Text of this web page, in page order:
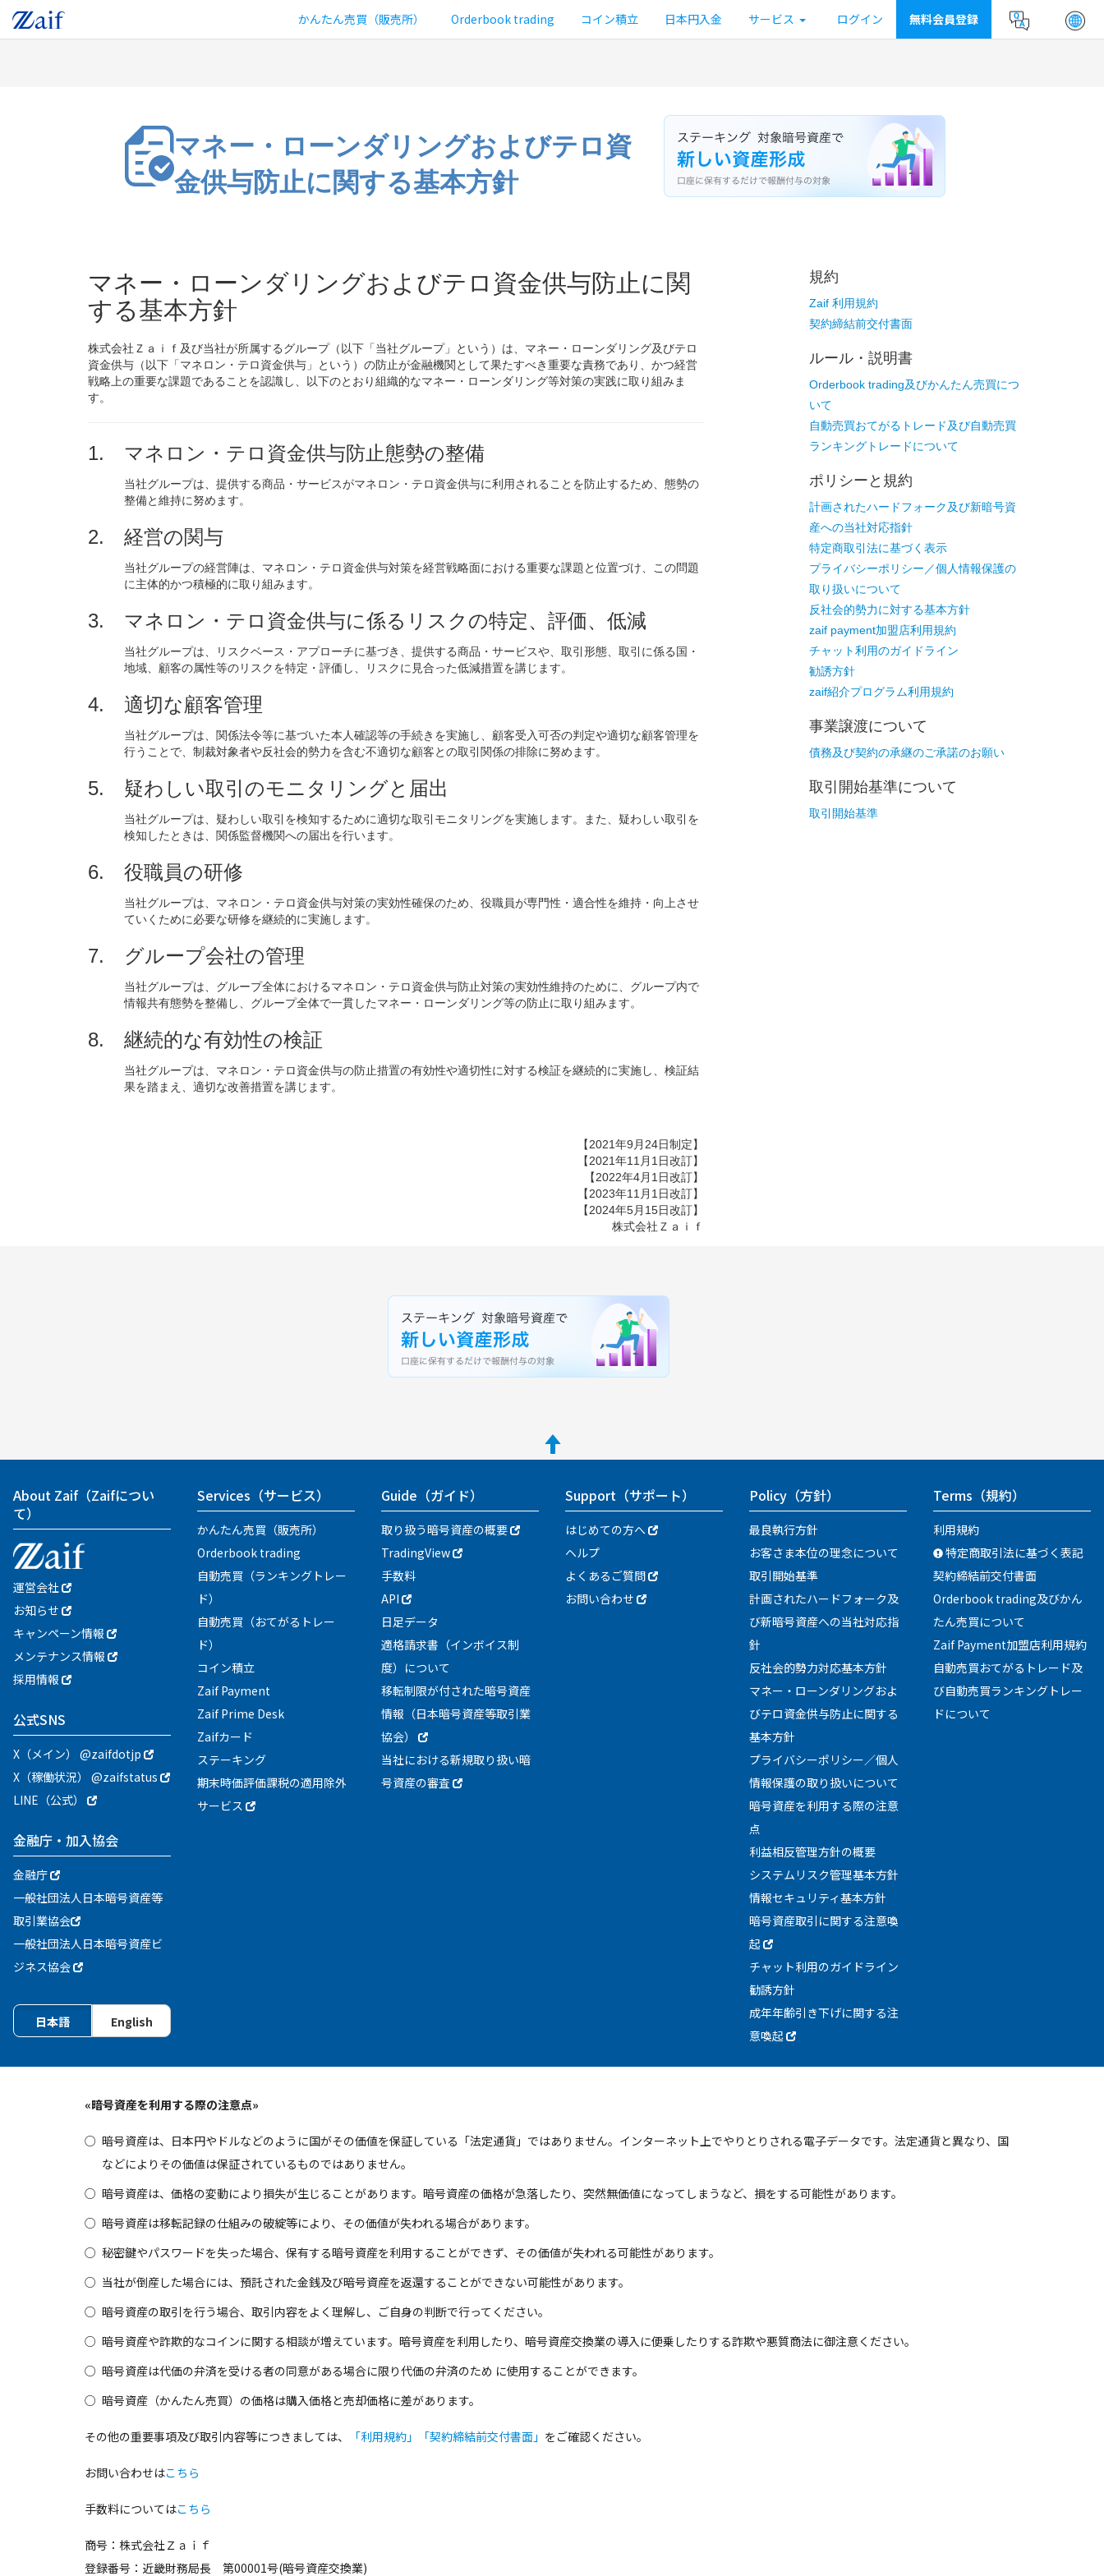
かんたん売買（販売所） Orderbook trading コイン積立 日本円入金 サービス ログイン 無料会員登録
マネー・ローンダリングおよびテロ資
金供与防止に関する基本方針
マネー・ローンダリングおよびテロ資金供与防止に関
する基本方針
株式会社Ｚａｉｆ及び当社が所属するグループ（以下「当社グループ」という）は、マネー・ローンダリング及びテロ
資金供与（以下「マネロン・テロ資金供与」という）の防止が金融機関として果たすべき重要な責務であり、かつ経営
戦略上の重要な課題であることを認識し、以下のとおり組織的なマネー・ローンダリング等対策の実践に取り組みま
す。
マネロン・テロ資金供与防止態勢の整備
当社グループは、提供する商品・サービスがマネロン・テロ資金供与に利用されることを防止するため、態勢の
整備と維持に努めます。
経営の関与
当社グループの経営陣は、マネロン・テロ資金供与対策を経営戦略面における重要な課題と位置づけ、この問題
に主体的かつ積極的に取り組みます。
マネロン・テロ資金供与に係るリスクの特定、評価、低減
当社グループは、リスクベース・アプローチに基づき、提供する商品・サービスや、取引形態、取引に係る国・
地域、顧客の属性等のリスクを特定・評価し、リスクに見合った低減措置を講じます。
適切な顧客管理
当社グループは、関係法令等に基づいた本人確認等の手続きを実施し、顧客受入可否の判定や適切な顧客管理を
行うことで、制裁対象者や反社会的勢力を含む不適切な顧客との取引関係の排除に努めます。
疑わしい取引のモニタリングと届出
当社グループは、疑わしい取引を検知するために適切な取引モニタリングを実施します。また、疑わしい取引を
検知したときは、関係監督機関への届出を行います。
役職員の研修
当社グループは、マネロン・テロ資金供与対策の実効性確保のため、役職員が専門性・適合性を維持・向上させ
ていくために必要な研修を継続的に実施します。
グループ会社の管理
当社グループは、グループ全体におけるマネロン・テロ資金供与防止対策の実効性維持のために、グループ内で
情報共有態勢を整備し、グループ全体で一貫したマネー・ローンダリング等の防止に取り組みます。
継続的な有効性の検証
当社グループは、マネロン・テロ資金供与の防止措置の有効性や適切性に対する検証を継続的に実施し、検証結
果を踏まえ、適切な改善措置を講じます。
【2021年9月24日制定】
【2021年11月1日改訂】
【2022年4月1日改訂】
【2023年11月1日改訂】
【2024年5月15日改訂】
株式会社Ｚａｉｆ
規約
Zaif 利用規約
契約締結前交付書面
ルール・説明書
Orderbook trading及びかんたん売買につ
いて
自動売買おてがるトレード及び自動売買
ランキングトレードについて
ポリシーと規約
計画されたハードフォーク及び新暗号資
産への当社対応指針
特定商取引法に基づく表示
プライバシーポリシー／個人情報保護の
取り扱いについて
反社会的勢力に対する基本方針
zaif payment加盟店利用規約
チャット利用のガイドライン
勧誘方針
zaif紹介プログラム利用規約
事業譲渡について
債務及び契約の承継のご承諾のお願い
取引開始基準について
取引開始基準
About Zaif（Zaifについ
て）
運営会社
お知らせ
キャンペーン情報
メンテナンス情報
採用情報
公式SNS
X（メイン） @zaifdotjp
X（稼働状況） @zaifstatus
LINE（公式）
金融庁・加入協会
金融庁
一般社団法人日本暗号資産等
取引業協会
一般社団法人日本暗号資産ビ
ジネス協会
日本語 English
Services （サービス）
かんたん売買（販売所）
Orderbook trading
自動売買（ランキングトレー
ド）
自動売買（おてがるトレー
ド）
コイン積立
Zaif Payment
Zaif Prime Desk
Zaifカード
ステーキング
期末時価評価課税の適用除外
サービス
Guide （ガイド）
取り扱う暗号資産の概要
TradingView
手数料
API
日足データ
適格請求書（インボイス制
度）について
移転制限が付された暗号資産
情報（日本暗号資産等取引業
協会）
当社における新規取り扱い暗
号資産の審査
Support （サポート）
はじめての方へ
ヘルプ
よくあるご質問
お問い合わせ
Policy （方針）
最良執行方針
お客さま本位の理念について
取引開始基準
計画されたハードフォーク及
び新暗号資産への当社対応指
針
反社会的勢力対応基本方針
マネー・ローンダリングおよ
びテロ資金供与防止に関する
基本方針
プライバシーポリシー／個人
情報保護の取り扱いについて
暗号資産を利用する際の注意
点
利益相反管理方針の概要
システムリスク管理基本方針
情報セキュリティ基本方針
暗号資産取引に関する注意喚
起
チャット利用のガイドライン
勧誘方針
成年年齢引き下げに関する注
意喚起
Terms （規約）
利用規約
特定商取引法に基づく表記
契約締結前交付書面
Orderbook trading及びかん
たん売買について
Zaif Payment加盟店利用規約
自動売買おてがるトレード及
び自動売買ランキングトレー
ドについて
«暗号資産を利用する際の注意点»
暗号資産は、日本円やドルなどのように国がその価値を保証している「法定通貨」ではありません。インターネット上でやりとりされる電子データです。法定通貨と異なり、国
などによりその価値は保証されているものではありません。
暗号資産は、価格の変動により損失が生じることがあります。暗号資産の価格が急落したり、突然無価値になってしまうなど、損をする可能性があります。
暗号資産は移転記録の仕組みの破綻等により、その価値が失われる場合があります。
秘密鍵やパスワードを失った場合、保有する暗号資産を利用することができず、その価値が失われる可能性があります。
当社が倒産した場合には、預託された金銭及び暗号資産を返還することができない可能性があります。
暗号資産の取引を行う場合、取引内容をよく理解し、ご自身の判断で行ってください。
暗号資産や詐欺的なコインに関する相談が増えています。暗号資産を利用したり、暗号資産交換業の導入に便乗したりする詐欺や悪質商法に御注意ください。
暗号資産は代価の弁済を受ける者の同意がある場合に限り代価の弁済のため に使⽤することができます。
暗号資産（かんたん売買）の価格は購入価格と売却価格に差があります。
その他の重要事項及び取引内容等につきましては、 「利用規約」 「契約締結前交付書面」 をご確認ください。
お問い合わせはこちら
手数料についてはこちら
商号： 株式会社Ｚａｉｆ
登録番号： 近畿財務局長 第00001号(暗号資産交換業)